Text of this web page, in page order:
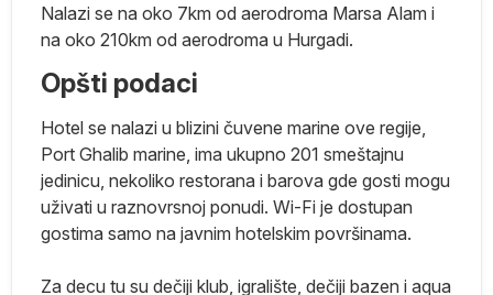
Nalazi se na oko 7km od aerodroma Marsa Alam i
na oko 210km od aerodroma u Hurgadi.
Opšti podaci
Hotel se nalazi u blizini čuvene marine ove regije,
Port Ghalib marine, ima ukupno 201 smeštajnu
jedinicu, nekoliko restorana i barova gde gosti mogu
uživati u raznovrsnoj ponudi. Wi-Fi je dostupan
gostima samo na javnim hotelskim površinama.
Za decu tu su dečiji klub, igralište, dečiji bazen i aqua